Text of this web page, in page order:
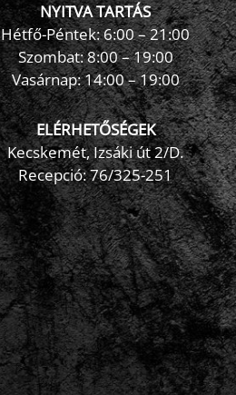
NYITVA TARTÁS
Hétfő-Péntek: 6:00 – 21:00
Szombat: 8:00 – 19:00
Vasárnap: 14:00 – 19:00
ELÉRHETŐSÉGEK
Kecskemét, Izsáki út 2/D.
Recepció:76/325-251